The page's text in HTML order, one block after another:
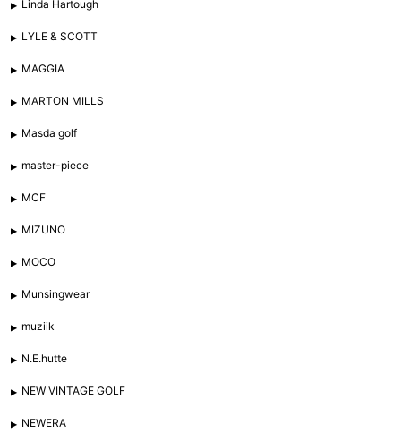
Linda Hartough
LYLE & SCOTT
MAGGIA
MARTON MILLS
Masda golf
master-piece
MCF
MIZUNO
MOCO
Munsingwear
muziik
N.E.hutte
NEW VINTAGE GOLF
NEWERA